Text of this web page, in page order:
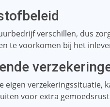
verschillen, dus
te voorkomen bij het
eigen verzekeringssituatie,
voor extra